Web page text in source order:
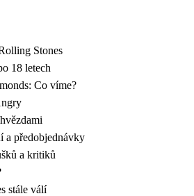
Stones
18 letech
Co víme?
a předobjednávky
a kritiků
stále válí